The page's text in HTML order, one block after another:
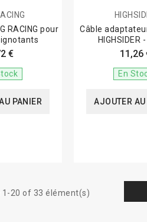
RACING pour
€
PANIER
Câble
HIGHSIDER
11,26
En
AJOUTER
20 of 33 élément(s)